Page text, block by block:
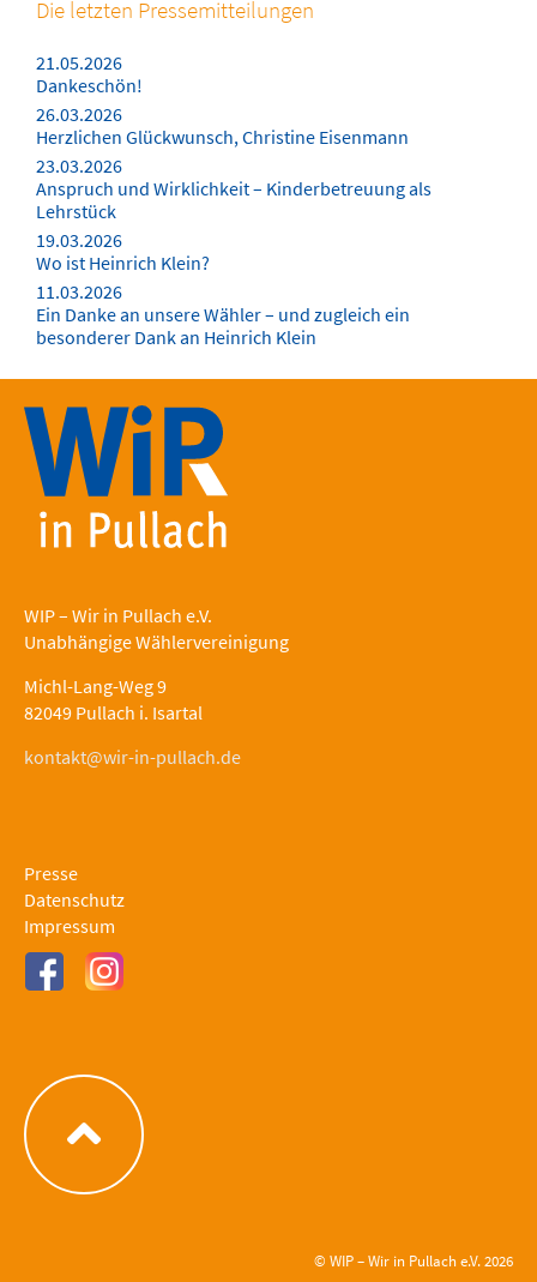
Die letzten Pressemitteilungen
21.05.2026
Dankeschön!
26.03.2026
Herzlichen Glückwunsch, Christine Eisenmann
23.03.2026
Anspruch und Wirklichkeit – Kinderbetreuung als
Lehrstück
19.03.2026
Wo ist Heinrich Klein?
11.03.2026
Ein Danke an unsere Wähler – und zugleich ein
besonderer Dank an Heinrich Klein
WIP – Wir in Pullach e.V.
Unabhängige Wählervereinigung
Michl-Lang-Weg 9
82049 Pullach i. Isartal
kontakt@wir-in-pullach.de
Presse
Datenschutz
Impressum
© WIP – Wir in Pullach e.V. 2026